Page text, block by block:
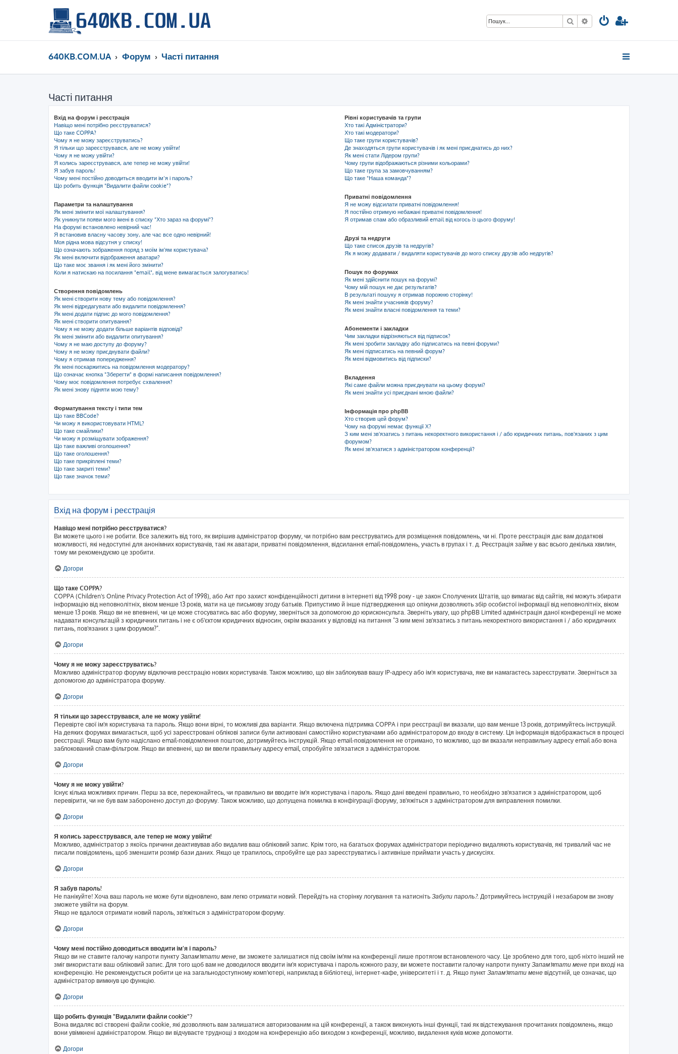
ПошукРозширений пошук
640KB.COM.UA Форум Часті питання
Часті питання
Вхід на форум і реєстрація
Навіщо мені потрібно реєструватися?
Що таке COPPA?
Чому я не можу зареєструватись?
Я тільки що зареєструвався, але не можу увійти!
Чому я не можу увійти?
Я колись зареєструвався, але тепер не можу увійти!
Я забув пароль!
Чому мені постійно доводиться вводити ім’я і пароль?
Що робить функція "Видалити файли cookie"?
Параметри та налаштування
Як мені змінити мої налаштування?
Як уникнути появи мого імені в списку "Хто зараз на форумі"?
На форумі встановлено невірний час!
Я встановив власну часову зону, але час все одно невірний!
Моя рідна мова відсутня у списку!
Що означають зображення поряд з моїм ім'ям користувача?
Як мені включити відображення аватари?
Що таке моє звання і як мені його змінити?
Коли я натискаю на посилання "email", від мене вимагається залогуватись!
Створення повідомлень
Як мені створити нову тему або повідомлення?
Як мені відредагувати або видалити повідомлення?
Як мені додати підпис до мого повідомлення?
Як мені створити опитування?
Чому я не можу додати більше варіантів відповіді?
Як мені змінити або видалити опитування?
Чому я не маю доступу до форуму?
Чому я не можу приєднувати файли?
Чому я отримав попередження?
Як мені поскаржитись на повідомлення модератору?
Що означає кнопка "Зберегти" в формі написання повідомлення?
Чому моє повідомлення потребує схвалення?
Як мені знову підняти мою тему?
Форматування тексту і типи тем
Що таке BBCode?
Чи можу я використовувати HTML?
Що таке смайлики?
Чи можу я розміщувати зображення?
Що таке важливі оголошення?
Що таке оголошення?
Що таке прикріплені теми?
Що таке закриті теми?
Що таке значок теми?
Рівні користувачів та групи
Хто такі Адміністратори?
Хто такі модератори?
Що таке групи користувачів?
Де знаходяться групи користувачів і як мені приєднатись до них?
Як мені стати Лідером групи?
Чому групи відображаються різними кольорами?
Що таке група за замовчуванням?
Що таке "Наша команда"?
Приватні повідомлення
Я не можу відсилати приватні повідомлення!
Я постійно отримую небажані приватні повідомлення!
Я отримав спам або образливий email від когось із цього форуму!
Друзі та недруги
Що таке список друзів та недругів?
Як я можу додавати / видаляти користувачів до мого списку друзів або недругів?
Пошук по форумах
Як мені здійснити пошук на форумі?
Чому мій пошук не дає результатів?
В результаті пошуку я отримав порожню сторінку!
Як мені знайти учасників форуму?
Як мені знайти власні повідомлення та теми?
Абонементи і закладки
Чим закладки відрізняються від підписок?
Як мені зробити закладку або підписатись на певні форуми?
Як мені підписатись на певний форум?
Як мені відмовитись від підписки?
Вкладення
Які саме файли можна приєднувати на цьому форумі?
Як мені знайти усі приєднані мною файли?
Інформація про phpBB
Хто створив цей форум?
Чому на форумі немає функції X?
З ким мені зв'язатись з питань некоректного використання і / або юридичних питань, пов'язаних з цим
форумом?
Як мені зв'язатися з адміністратором конференції?
Вхід на форум і реєстрація
Навіщо мені потрібно реєструватися?
Ви можете цього і не робити. Все залежить від того, як вирішив адміністратор форуму, чи потрібно вам реєструватись для розміщення повідомлень, чи ні. Проте реєстрація дає вам додаткові
можливості, які недоступні для анонімних користувачів, такі як аватари, приватні повідомлення, відсилання email-повідомлень, участь в групах і т. д. Реєстрація займе у вас всього декілька хвилин,
тому ми рекомендуємо це зробити.
Догори
Що таке COPPA?
COPPA (Children's Online Privacy Protection Act of 1998), або Акт про захист конфіденційності дитини в інтернеті від 1998 року - це закон Сполучених Штатів, що вимагає від сайтів, які можуть збирати
інформацію від неповнолітніх, віком менше 13 років, мати на це письмову згоду батьків. Припустимо й інше підтвердження що опікуни дозволяють збір особистої інформації від неповнолітніх, віком
менше 13 років. Якщо ви не впевнені, чи це може стосуватись вас або форуму, зверніться за допомогою до юрисконсульта. Зверніть увагу, що phpBB Limited адміністрація даної конференції не може
надавати консультацій з юридичних питань і не є об'єктом юридичних відносин, окрім вказаних у відповіді на питання "З ким мені зв'язатись з питань некоректного використання і / або юридичних
питань, пов'язаних з цим форумом?".
Догори
Чому я не можу зареєструватись?
Можливо адміністратор форуму відключив реєстрацію нових користувачів. Також можливо, що він заблокував вашу IP-адресу або ім'я користувача, яке ви намагаєтесь зареєструвати. Зверніться за
допомогою до адміністратора форуму.
Догори
Я тільки що зареєструвався, але не можу увійти!
Перевірте свої ім'я користувача та пароль. Якщо вони вірні, то можливі два варіанти. Якщо включена підтримка COPPA і при реєстрації ви вказали, що вам менше 13 років, дотримуйтесь інструкцій.
На деяких форумах вимагається, щоб усі зареєстровані облікові записи були активовані самостійно користувачами або адміністратором до входу в систему. Ця інформація відображається в процесі
реєстрації. Якщо вам було надіслано email-повідомлення поштою, дотримуйтесь інструкцій. Якщо email-повідомлення не отримано, то можливо, що ви вказали неправильну адресу email або вона
заблокований спам-фільтром. Якщо ви впевнені, що ви ввели правильну адресу email, спробуйте зв'язатися з адміністратором.
Догори
Чому я не можу увійти?
Існує кілька можливих причин. Перш за все, переконайтесь, чи правильно ви вводите ім'я користувача і пароль. Якщо дані введені правильно, то необхідно зв'язатися з адміністратором, щоб
перевірити, чи не був вам заборонено доступ до форуму. Також можливо, що допущена помилка в конфігурації форуму, зв'яжіться з адміністратором для виправлення помилки.
Догори
Я колись зареєструвався, але тепер не можу увійти!
Можливо, адміністратор з якоїсь причини деактивував або видалив ваш обліковий запис. Крім того, на багатьох форумах адміністратори періодично видаляють користувачів, які тривалий час не
писали повідомлень, щоб зменшити розмір бази даних. Якщо це трапилось, спробуйте ще раз зареєструватись і активніше приймати участь у дискусіях.
Догори
Я забув пароль!
Не панікуйте! Хоча ваш пароль не може бути відновлено, вам легко отримати новий. Перейдіть на сторінку логування та натисніть Забули пароль?. Дотримуйтесь інструкцій і незабаром ви знову
зможете увійти на форум.
Якщо не вдалося отримати новий пароль, зв'яжіться з адміністратором форуму.
Догори
Чому мені постійно доводиться вводити ім’я і пароль?
Якщо ви не ставите галочку напроти пункту Запам'ятати мене, ви зможете залишатися під своїм ім'ям на конференції лише протягом встановленого часу. Це зроблено для того, щоб ніхто інший не
зміг використати ваш обліковий запис. Для того щоб вам не доводилося вводити ім'я користувача і пароль кожного разу, ви можете поставити галочку напроти пункту Запам'ятати мене при вході на
конференцію. Не рекомендується робити це на загальнодоступному комп'ютері, наприклад в бібліотеці, інтернет-кафе, університеті і т. д. Якщо пункт Запам'ятати мене відсутній, це означає, що
адміністратор вимкнув цю функцію.
Догори
Що робить функція "Видалити файли cookie"?
Вона видаляє всі створені файли cookie, які дозволяють вам залишатися авторизованим на цій конференції, а також виконують інші функції, такі як відстежування прочитаних повідомлень, якщо
вони увімкнені адміністратором. Якщо ви відчуваєте труднощі з входом на конференцію або виходом з конференції, можливо, видалення куків може допомогти.
Догори